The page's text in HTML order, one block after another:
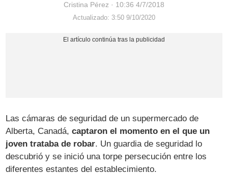
Cristina Pérez · 10:36 4/7/2018
Actualizado: 3:50 9/10/2020
Las cámaras de seguridad de un supermercado de
Alberta, Canadá,captaron el momento en el que un
joven trataba de robar. Un guardia de seguridad lo
descubrió y se inició una torpe persecución entre los
diferentes estantes del establecimiento.